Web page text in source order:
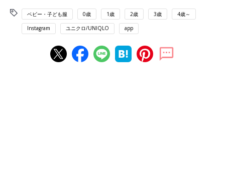
ベビー・子ども服 0歳 1歳 2歳 3歳 4歳～
Instagram ユニクロ/UNIQLO app